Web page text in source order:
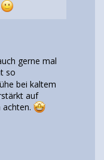
gerne mal
so
bei kaltem
auf